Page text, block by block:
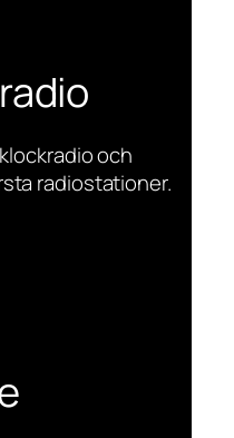
och
radiostationer.